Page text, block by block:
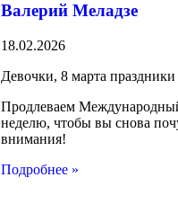
Валерий Меладзе
18.02.2026
Девочки, 8 марта праздники
Продлеваем
неделю, чтобы вы снова
внимания!
Подробнее »